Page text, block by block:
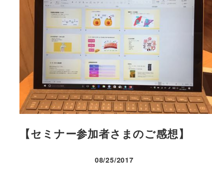
【セミナー参加者さまのご感想】
投稿日
08/25/2017